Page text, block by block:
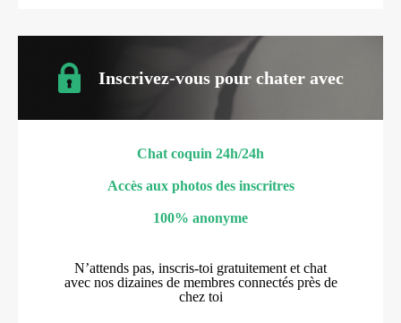
Inscrivez-vous pour chater avec
Chat coquin 24h/24h
Accès aux photos des inscritres
100% anonyme
N’attends pas, inscris-toi gratuitement et chat
avec nos dizaines de membres connectés près de
chez toi